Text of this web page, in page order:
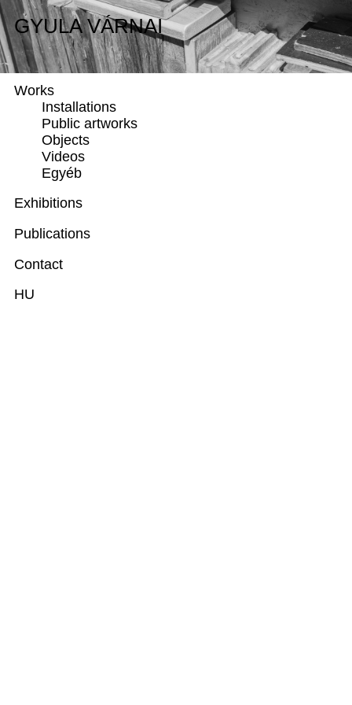
GYULA VÁRNAI
GYULA VÁRNAI
Biography
Works
Installations
Public artworks
Objects
Videos
Egyéb
Exhibitions
Publications
Contact
HU